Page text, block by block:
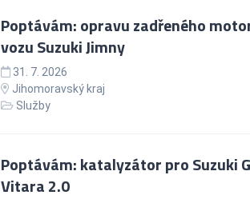
Poptávám: opravu zadřeného
vozu Suzuki Jimny
31. 7. 2026
Jihomoravský kraj
Služby
Poptávám: katalyzátor pro Suzuki
Vitara 2.0